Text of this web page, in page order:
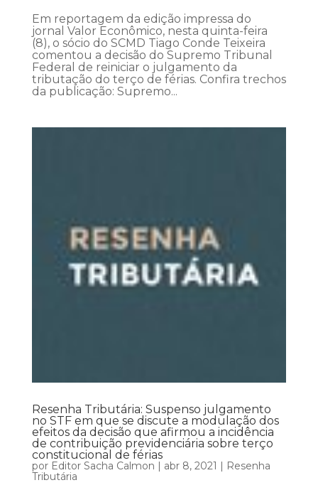
Em reportagem da edição impressa do
jornal Valor Econômico, nesta quinta-feira
(8), o sócio do SCMD Tiago Conde Teixeira
comentou a decisão do Supremo Tribunal
Federal de reiniciar o julgamento da
tributação do terço de férias. Confira trechos
da publicação: Supremo...
Resenha Tributária: Suspenso julgamento
no STF em que se discute a modulação dos
efeitos da decisão que afirmou a incidência
de contribuição previdenciária sobre terço
constitucional de férias
por Editor Sacha Calmon | abr 8, 2021 | Resenha
Tributária